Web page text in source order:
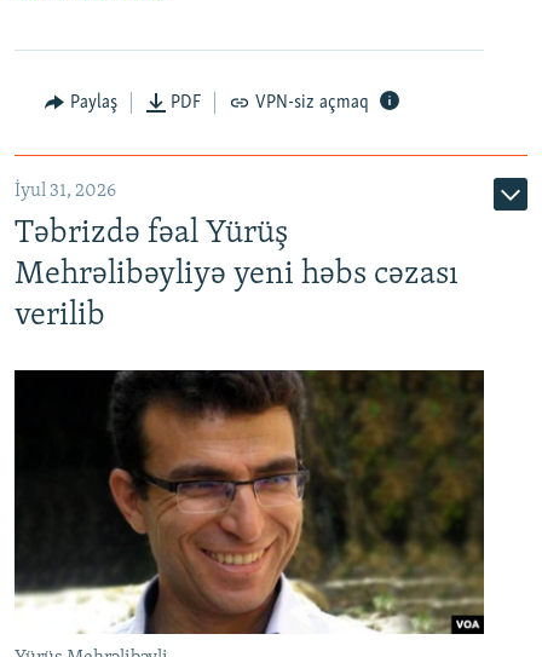
Paylaş PDF VPN-siz açmaq
İyul 31, 2026
Təbrizdə fəal Yürüş
Mehrəlibəyliyə yeni həbs cəzası
verilib